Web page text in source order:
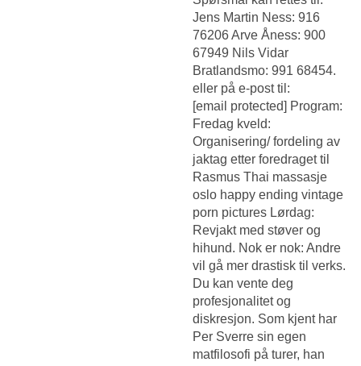
Jens Martin Ness: 916
76206 Arve Åness: 900
67949 Nils Vidar
Bratlandsmo: 991 68454.
eller på e-post til:
[email protected] Program:
Fredag kveld:
Organisering/ fordeling av
jaktag etter foredraget til
Rasmus Thai massasje
oslo happy ending vintage
porn pictures Lørdag:
Revjakt med støver og
hihund. Nok er nok: Andre
vil gå mer drastisk til verks.
Du kan vente deg
profesjonalitet og
diskresjon. Som kjent har
Per Sverre sin egen
matfilosofi på turer, han